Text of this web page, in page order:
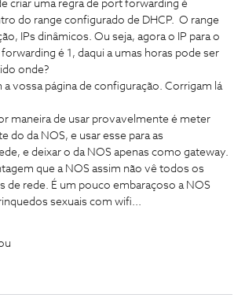
criar uma regra de port forwarding é
do range configurado de DHCP. O range
IPs dinâmicos. Ou seja, agora o IP para o
é 1, daqui a umas horas pode ser
onde?
a vossa página de configuração. Corrigam lá
maneira de usar provavelmente é meter
do da NOS, e usar esse para as
e deixar o da NOS apenas como gateway.
que a NOS assim não vê todos os
de rede. É um pouco embaraçoso a NOS
sexuais com wifi...